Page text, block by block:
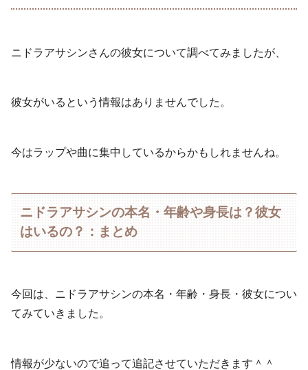
ニドラアサシンさんの彼女について調べてみましたが、
彼女がいるという情報はありませんでした。
今はラップや曲に集中しているからかもしれませんね。
ニドラアサシンの本名・年齢や身長は？彼女
はいるの？：まとめ
今回は、ニドラアサシンの本名・年齢・身長・彼女につい
てみていきました。
情報が少ないので追って追記させていただきます＾＾